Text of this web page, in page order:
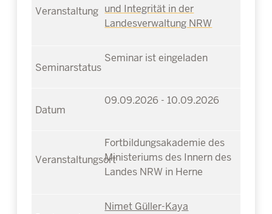
und Integrität in der
Landesverwaltung NRW
Seminar ist eingeladen
09.09.2026 - 10.09.2026
Fortbildungsakademie des
Ministeriums des Innern des
Landes NRW in Herne
Nimet Güller-Kaya